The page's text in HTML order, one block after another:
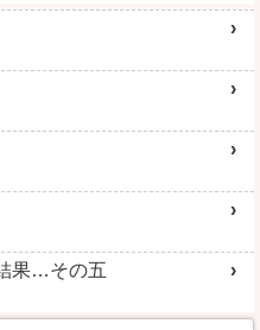
果…その五